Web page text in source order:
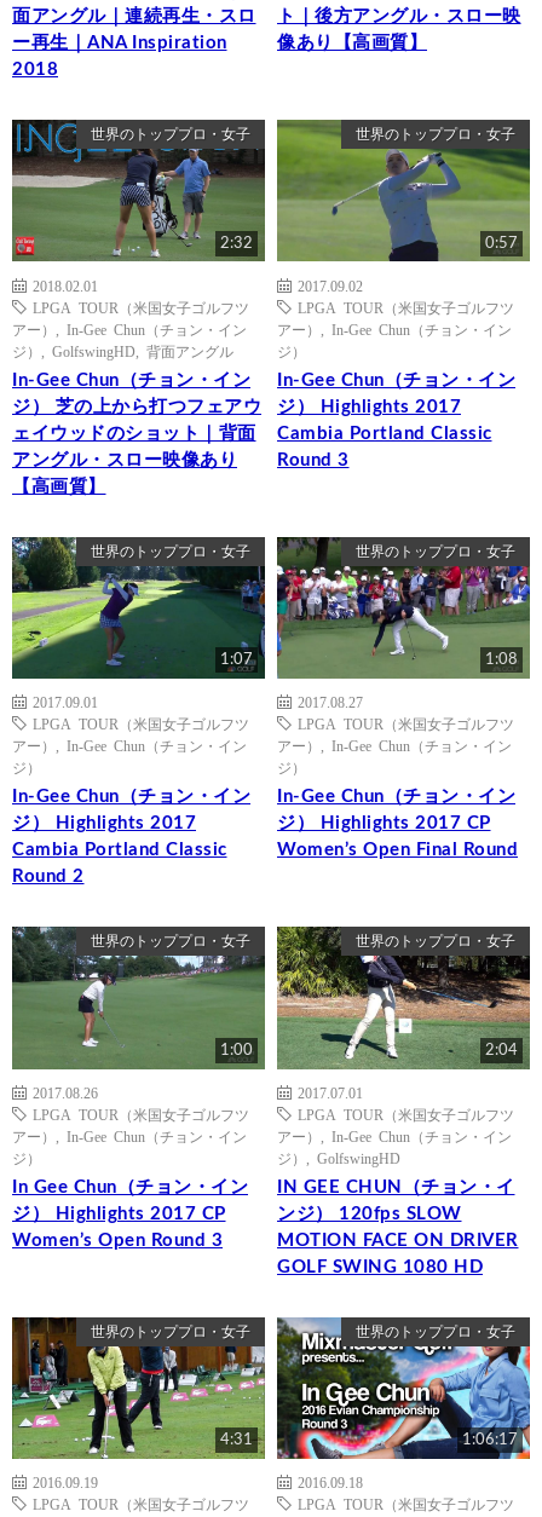
面アングル｜連続再生・スロ
ー再生｜ANA Inspiration
2018
ト｜後方アングル・スロー映
像あり【高画質】
世界のトッププロ・女子
2:32
2018.02.01
LPGA TOUR（米国女子ゴルフツ
アー）
In-Gee Chun（チョン・イン
ジ）
GolfswingHD 背面アングル
In-Gee Chun（チョン・イン
ジ） 芝の上から打つフェアウ
ェイウッドのショット｜背面
アングル・スロー映像あり
【高画質】
世界のトッププロ・女子
0:57
2017.09.02
LPGA TOUR（米国女子ゴルフツ
アー）
In-Gee Chun（チョン・イン
ジ）
In-Gee Chun（チョン・イン
ジ） Highlights 2017
Cambia Portland Classic
Round 3
世界のトッププロ・女子
1:07
2017.09.01
LPGA TOUR（米国女子ゴルフツ
アー）
In-Gee Chun（チョン・イン
ジ）
In-Gee Chun（チョン・イン
ジ） Highlights 2017
Cambia Portland Classic
Round 2
世界のトッププロ・女子
1:08
2017.08.27
LPGA TOUR（米国女子ゴルフツ
アー）
In-Gee Chun（チョン・イン
ジ）
In-Gee Chun（チョン・イン
ジ） Highlights 2017 CP
Women’s Open Final Round
世界のトッププロ・女子
1:00
2017.08.26
LPGA TOUR（米国女子ゴルフツ
アー）
In-Gee Chun（チョン・イン
ジ）
In Gee Chun（チョン・イン
ジ） Highlights 2017 CP
Women’s Open Round 3
世界のトッププロ・女子
2:04
2017.07.01
LPGA TOUR（米国女子ゴルフツ
アー）
In-Gee Chun（チョン・イン
ジ）
GolfswingHD
IN GEE CHUN（チョン・イ
ンジ） 120fps SLOW
MOTION FACE ON DRIVER
GOLF SWING 1080 HD
世界のトッププロ・女子
4:31
2016.09.19
LPGA TOUR（米国女子ゴルフツ
世界のトッププロ・女子
1:06:17
2016.09.18
LPGA TOUR（米国女子ゴルフツ